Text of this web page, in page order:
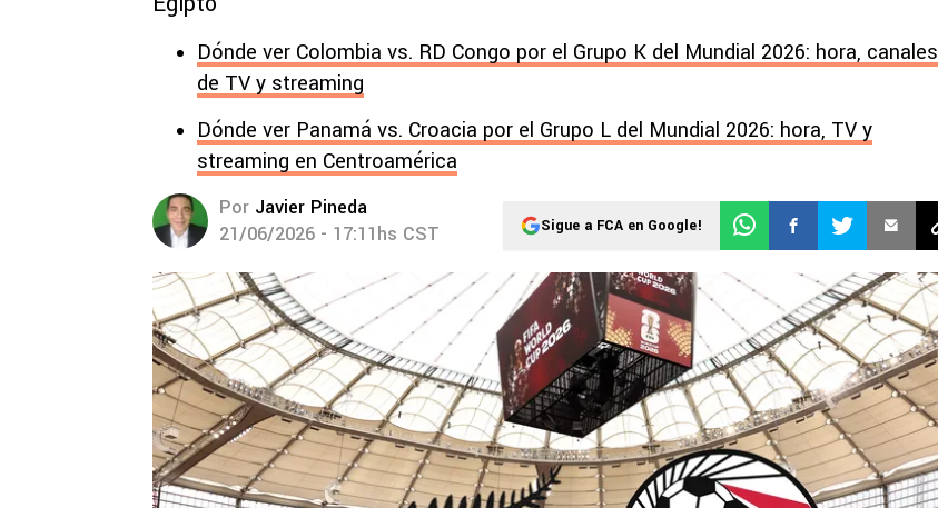
Dónde ver Colombia vs. RD Congo por el Grupo K del Mundial 2026: hora, canales
de TV y streaming
Dónde ver Panamá vs. Croacia por el Grupo L del Mundial 2026: hora, TV y
streaming en Centroamérica
Por Javier Pineda
21/06/2026 - 17:11hs CST
Sigue a FCA en Google!